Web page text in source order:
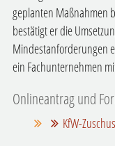
geplanten Maßnahmen
bestätigt er die
Mindestanforderungen
ein Fachunternehmen
Onlineantrag und
KfW-